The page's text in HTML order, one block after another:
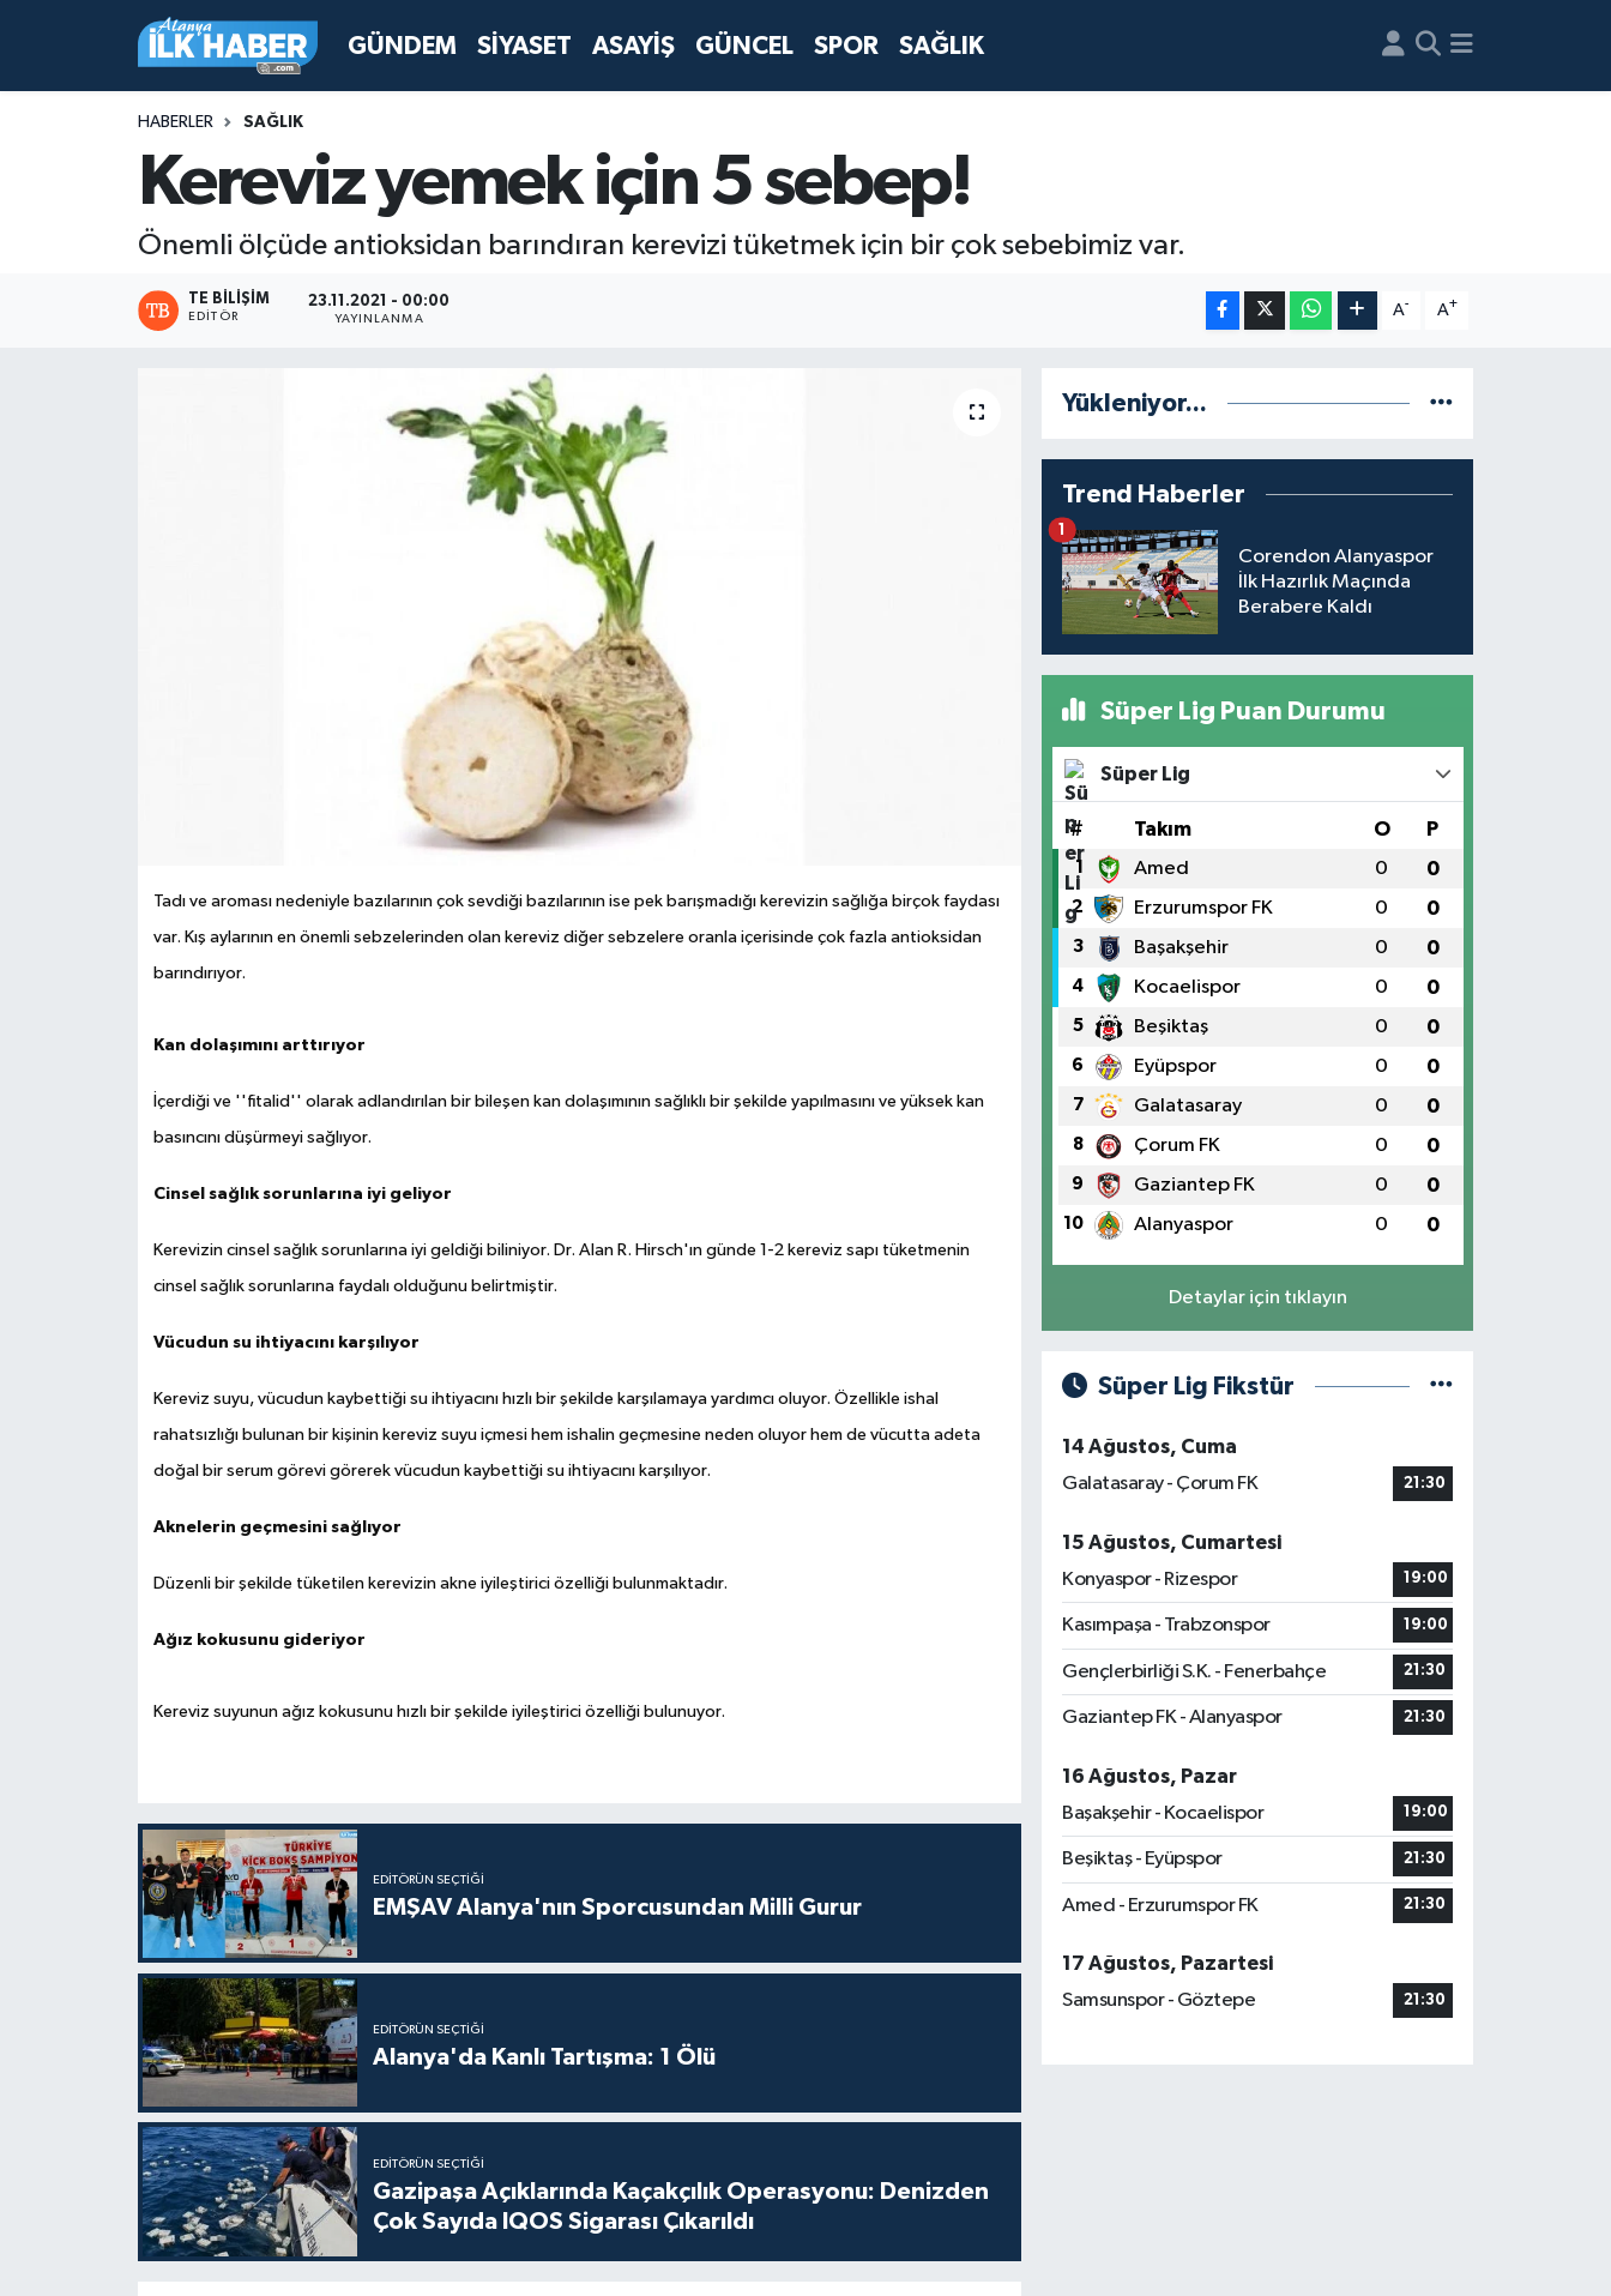
GÜNDEM SİYASET ASAYİŞ GÜNCEL SPOR SAĞLIK
HABERLER SAĞLIK
Kereviz yemek için 5 sebep!
Önemli ölçüde antioksidan barındıran kerevizi tüketmek için bir çok sebebimiz var.
TE BILIŞIM
EDITÖR
23.11.2021 - 00:00
YAYINLANMA
A- A+
Tadı ve aroması nedeniyle bazılarının çok sevdiği bazılarının ise pek barışmadığı kerevizin sağlığa birçok faydası
var. Kış aylarının en önemli sebzelerinden olan kereviz diğer sebzelere oranla içerisinde çok fazla antioksidan
barındırıyor.
Kan dolaşımını arttırıyor
İçerdiği ve ''fitalid'' olarak adlandırılan bir bileşen kan dolaşımının sağlıklı bir şekilde yapılmasını ve yüksek kan
basıncını düşürmeyi sağlıyor.
Cinsel sağlık sorunlarına iyi geliyor
Kerevizin cinsel sağlık sorunlarına iyi geldiği biliniyor. Dr. Alan R. Hirsch'ın günde 1-2 kereviz sapı tüketmenin
cinsel sağlık sorunlarına faydalı olduğunu belirtmiştir.
Vücudun su ihtiyacını karşılıyor
Kereviz suyu, vücudun kaybettiği su ihtiyacını hızlı bir şekilde karşılamaya yardımcı oluyor. Özellikle ishal
rahatsızlığı bulunan bir kişinin kereviz suyu içmesi hem ishalin geçmesine neden oluyor hem de vücutta adeta
doğal bir serum görevi görerek vücudun kaybettiği su ihtiyacını karşılıyor.
Aknelerin geçmesini sağlıyor
Düzenli bir şekilde tüketilen kerevizin akne iyileştirici özelliği bulunmaktadır.
Ağız kokusunu gideriyor
Kereviz suyunun ağız kokusunu hızlı bir şekilde iyileştirici özelliği bulunuyor.
EDITÖRÜN SEÇTIĞI
EMŞAV Alanya'nın Sporcusundan Milli Gurur
EDITÖRÜN SEÇTIĞI
Alanya'da Kanlı Tartışma: 1 Ölü
EDITÖRÜN SEÇTIĞI
Gazipaşa Açıklarında Kaçakçılık Operasyonu: Denizden
Çok Sayıda IQOS Sigarası Çıkarıldı
Yükleniyor...
Trend Haberler
Corendon Alanyaspor
İlk Hazırlık Maçında
Berabere Kaldı
1
Süper Lig Puan Durumu
Süper Lig
# Takım O P
1 Amed 0 0
2 Erzurumspor FK 0 0
3 Başakşehir 0 0
4 Kocaelispor 0 0
5 Beşiktaş 0 0
6 Eyüpspor 0 0
7 Galatasaray 0 0
8 Çorum FK 0 0
9 Gaziantep FK 0 0
10 Alanyaspor 0 0
Detaylar için tıklayın
Süper Lig Fikstür
14 Ağustos, Cuma
Galatasaray - Çorum FK
21:30
15 Ağustos, Cumartesi
Konyaspor - Rizespor
19:00
Kasımpaşa - Trabzonspor 19:00
Gençlerbirliği S.K. - Fenerbahçe 21:30
Gaziantep FK - Alanyaspor 21:30
16 Ağustos, Pazar
Başakşehir - Kocaelispor
19:00
Beşiktaş - Eyüpspor 21:30
Amed - Erzurumspor FK 21:30
17 Ağustos, Pazartesi
Samsunspor - Göztepe
21:30
Antalya Nöbetçi Eczaneler
Antalya Hava Durumu
Süper Lig Puan Durumu ve Fikstür